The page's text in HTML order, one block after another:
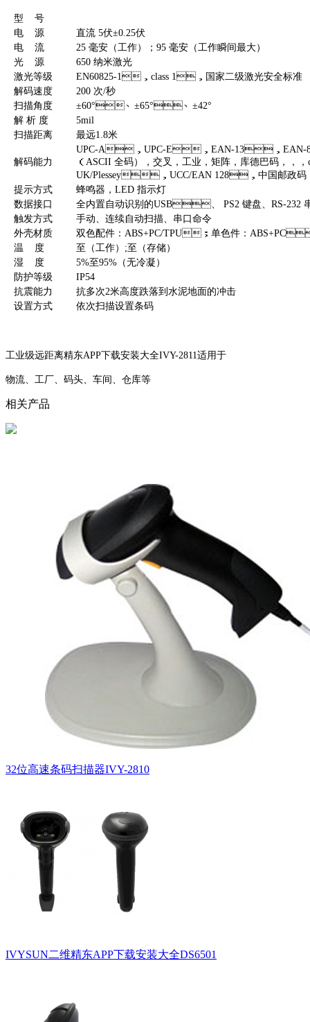
型 号
电 源
直流 5伏±0.25伏
电 流
25 毫安（工作）；95 毫安（工作瞬间最大）
光 源
650 纳米激光
激光等级
EN60825-1，class 1，国家二级激光安全标准
解码速度
200 次/秒
扫描角度
±60°、±65°、±42°
解 析 度
5mil
扫描距离
最远1.8米
解码能力
UPC-A，UPC-E，EAN-13，
（ASCII 全码），交叉，工业，矩阵，库德巴码，
UK/Plessey，UCC/EAN 128，中国邮政码，GS1
提示方式
蜂鸣器，LED 指示灯
数据接口
全内置自动识别的USB、 PS2 键盘、RS-232 串
触发方式
手动、连续自动扫描、串口命令
外壳材质
双色配件：ABS+PC/TPU；单色件：
温 度
至（工作）;至（存储）
湿 度
5%至95%（无冷凝）
防护等级
IP54
抗震能力
抗多次2米高度跌落到水泥地面的冲击
设置方式
依次扫描设置条码
工业级远距离精东APP下载安装大全IVY-2811适用于
物流、工厂、码头、车间、仓库等
相关产品
32位高速条码扫描器IVY-2810
IVYSUN二维精东APP下载安装大全DS6501